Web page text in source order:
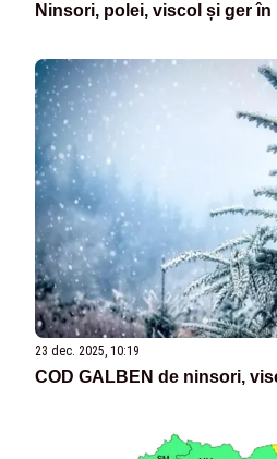
Ninsori, polei, viscol și ger
23 dec. 2025, 10:19
COD GALBEN de ninsori,